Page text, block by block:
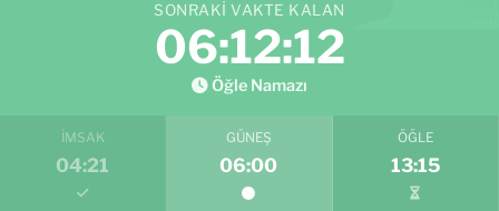
SONRAKI VAKTE KALAN
06:12:11
Öğle Namazı
İMSAK
04:21
GÜNEŞ
06:00
ÖĞLE
13:15